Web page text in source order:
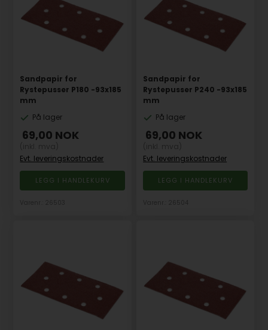
Sandpapir for
Rystepusser P180 -93x185
mm
På lager
69,00 NOK
Evt. leveringskostnader
Sandpapir for
Rystepusser P240 -93x185
mm
På lager
69,00 NOK
Evt. leveringskostnader